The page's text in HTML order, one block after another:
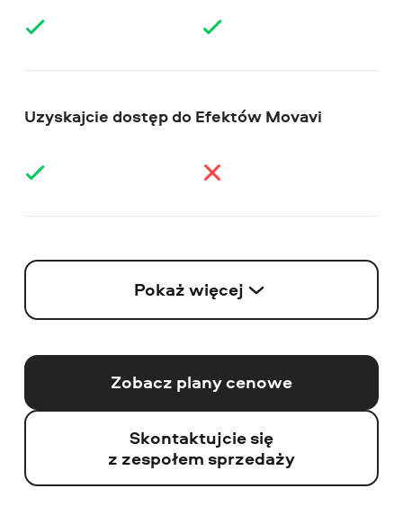
Uzyskajcie dostęp do Efektów Movavi
Pokaż więcej
Zobacz plany cenowe
Skontaktujcie się
z zespołem sprzedaży